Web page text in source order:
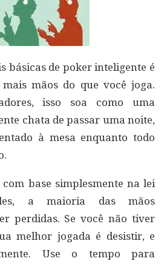
básicas de poker inteligente é
mãos do que você joga.
isso soa como uma
chata de passar uma noite,
à mesa enquanto todo
com base simplesmente na lei
a maioria das mãos
perdidas. Se você não tiver
melhor jogada é desistir, e
Use o tempo para